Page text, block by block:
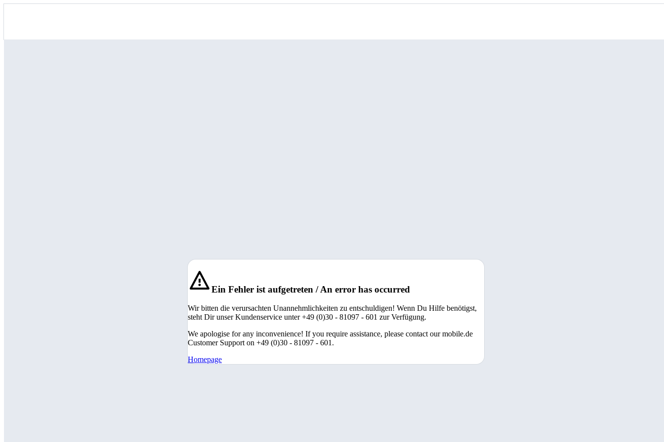
Ein Fehler ist aufgetreten / An error has occurred
Wir bitten die verursachten Unannehmlichkeiten zu entschuldigen! Wenn Du Hilfe benötigst,
steht Dir unser Kundenservice unter +49 (0)30 - 81097 - 601 zur Verfügung.
We apologise for any inconvenience! If you require assistance, please contact our mobile.de
Customer Support on +49 (0)30 - 81097 - 601.
Homepage